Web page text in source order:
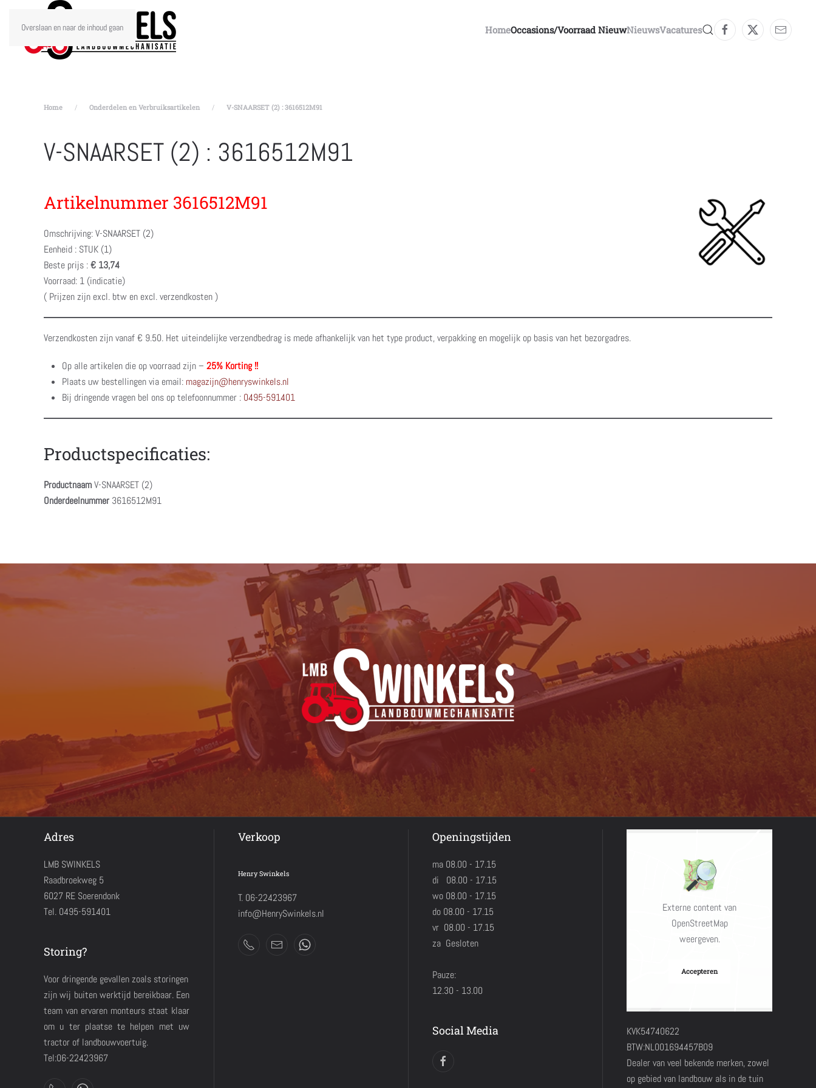
Overslaan en naar de inhoud gaan HomeOccasions/voorraad NieuwNieuwsVacatures
Home Onderdelen en Verbruiksartikelen V-SNAARSET (2) : 3616512M91
V-SNAARSET (2) : 3616512M91
Artikelnummer 3616512M91
Omschrijving: V-SNAARSET (2)
Eenheid : STUK (1)
Beste prijs :€ 13,74
Voorraad: 1 (indicatie)
( Prijzen zijn excl. btw en excl. verzendkosten )
Verzendkosten zijn vanaf € 9.50. Het uiteindelijke verzendbedrag is mede afhankelijk van het type product, verpakking en mogelijk op basis van het bezorgadres.
Op alle artikelen die op voorraad zijn – 25% Korting !!
Plaats uw bestellingen via email: magazijn@henryswinkels.nl
Bij dringende vragen bel ons op telefoonnummer : 0495-591401
Productspecificaties:
ProductnaamV-SNAARSET (2)
Onderdeelnummer 3616512M91
Adres
LMB SWINKELS
Raadbroekweg 5
6027 RE Soerendonk
Tel. 0495-591401
Storing?
Voor dringende gevallen zoals storingen
zijn wij buiten werktijd bereikbaar. Een
team van ervaren monteurs staat klaar
om u ter plaatse te helpen met uw
tractor of landbouwvoertuig.
Tel:06-22423967
Verkoop
Henry Swinkels
T. 06-22423967
info@HenrySwinkels.nl
Openingstijden
ma 08.00 - 17.15
di 08.00 - 17.15
wo 08.00 - 17.15
do 08.00 - 17.15
vr 08.00 - 17.15
za Gesloten
Pauze:
12.30 - 13.00
Social Media
Externe content van
OpenStreetMap
weergeven.
Accepteren
KVK54740622
BTW:NL001694457B09
Dealer van veel bekende merken, zowel
op gebied van landbouw als in de tuin